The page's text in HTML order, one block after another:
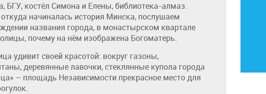
БГУ, костёл Симона и Елены, библиотека-алмаз.
начиналась история Минска, послушаем
названия города, в монастырском квартале
почему на нём изображена Богоматерь.
удивит своей красотой: вокруг газоны,
деревянные лавочки, стеклянные купола города
– площадь Независимости прекрасное место для